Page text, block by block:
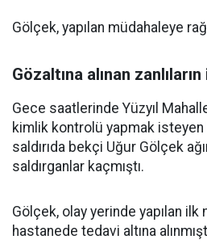
Gölçek, yapılan müdahaleye
Gözaltına alınan
Gece saatlerinde Yüzyıl
kimlik kontrolü yapmak
saldırıda bekçi Uğur Gölçek
saldırganlar kaçmıştı.
Gölçek, olay yerinde yapılan ilk
hastanede tedavi altına